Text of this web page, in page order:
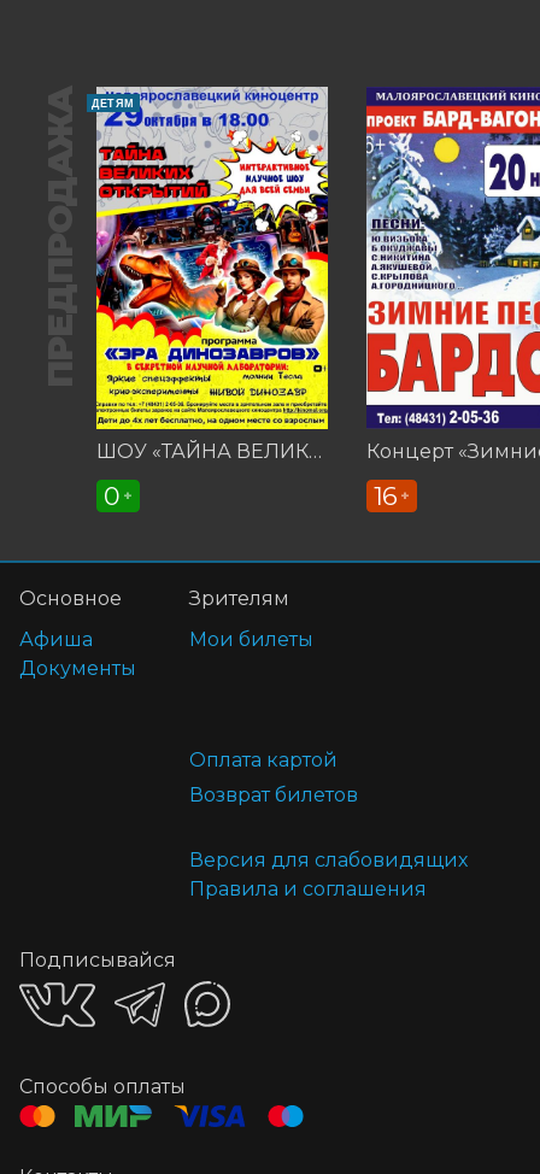
ПРЕДПРОДАЖА ДЕТЯМ
ШОУ «ТАЙНА ВЕЛИКИХ ОТКРЫТИЙ»
0 + 16 +
Основное
Афиша
Документы
Зрителям
Мои билеты
Оплата картой
Возврат билетов
Версия для слабовидящих
Правила и соглашения
Подписывайся
Способы оплаты